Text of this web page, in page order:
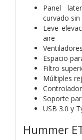
Panel
curvado
Leve
aire
Espacio
Filtro
Múltiples
Soporte
USB 3.0 y
Hummer